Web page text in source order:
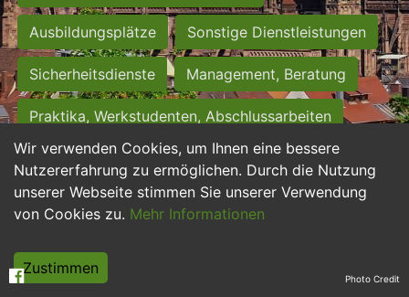
Wir verwenden Cookies, um Ihnen eine bessere
Nutzererfahrung zu ermöglichen. Durch die Nutzung
unserer Webseite stimmen Sie unserer Verwendung
von Cookies zu. Mehr Informationen
Zustimmen
Ausbildungsplätze Sonstige Dienstleistungen
Sicherheitsdienste Management, Beratung
Praktika, Werkstudenten, Abschlussarbeiten
Personalwesen Assistenz, Sekretariat
Hilfskräfte, Aushilfs- und Nebenjobs
Weiterbildung, Studium, duale Ausbildung Photo Credit